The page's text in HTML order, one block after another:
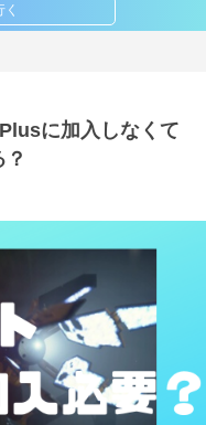
に加入しなくて